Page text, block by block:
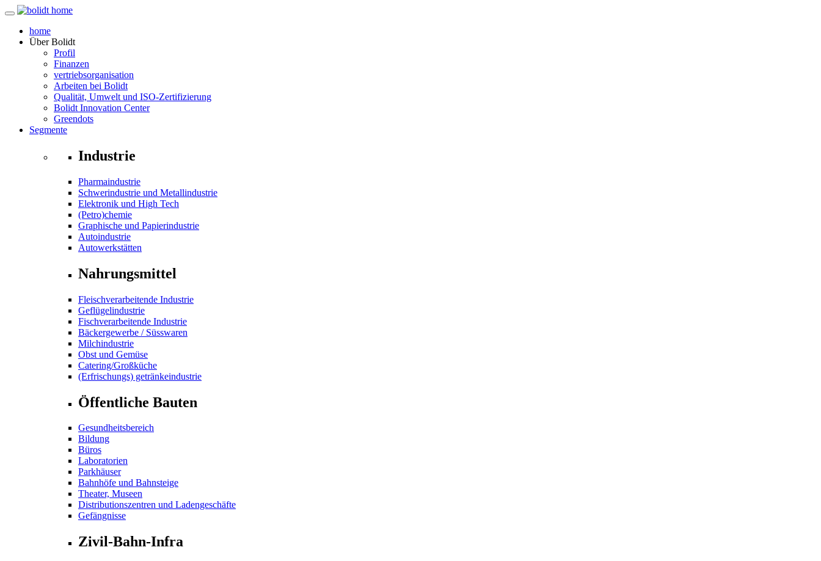
home
ÜberBolidt
Profil
Finanzen
vertriebsorganisation
Arbeiten bei Bolidt
Qualität, Umwelt und ISO-Zertifizierung
Bolidt Innovation Center
Greendots
Segmente
Industrie
Pharmaindustrie
Schwerindustrie und Metallindustrie
Elektronik und High Tech
(Petro)chemie
Graphische und Papierindustrie
Autoindustrie
Autowerkstätten
Nahrungsmittel
Fleischverarbeitende Industrie
Geflügelindustrie
Fischverarbeitende Industrie
Bäckergewerbe / Süsswaren
Milchindustrie
Obst und Gemüse
Catering/Großküche
(Erfrischungs) getränkeindustrie
Öffentliche Bauten
Gesundheitsbereich
Bildung
Büros
Laboratorien
Parkhäuser
Bahnhöfe und Bahnsteige
Theater, Museen
Distributionszentren und Ladengeschäfte
Gefängnisse
Zivil-Bahn-Infra